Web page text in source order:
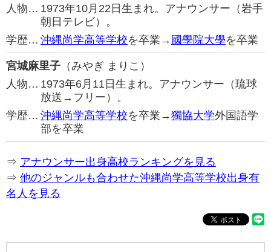
人物… 1973年10月22日生まれ。アナウンサー（岩手
朝日テレビ）。
学歴… 沖縄尚学高等学校を卒業→ 國學院大學を卒業
宮城麻里子 （みやぎ まりこ）
人物… 1973年6月11日生まれ。アナウンサー（琉球
放送→フリー）。
学歴… 沖縄尚学高等学校を卒業→獨協大学外国語学
部を卒業
⇒ アナウンサー出身高校ランキングを見る
⇒ 他のジャンルも合わせた沖縄尚学高等学校出身有
名人を見る